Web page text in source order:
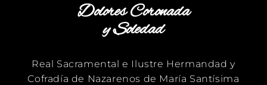
Dolores Coronada
y Soledad
Real Sacramental e Ilustre Hermandad y
Cofradía de Nazarenos de María Santísima